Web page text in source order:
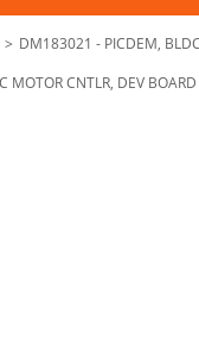
DM183021 - PICDEM,